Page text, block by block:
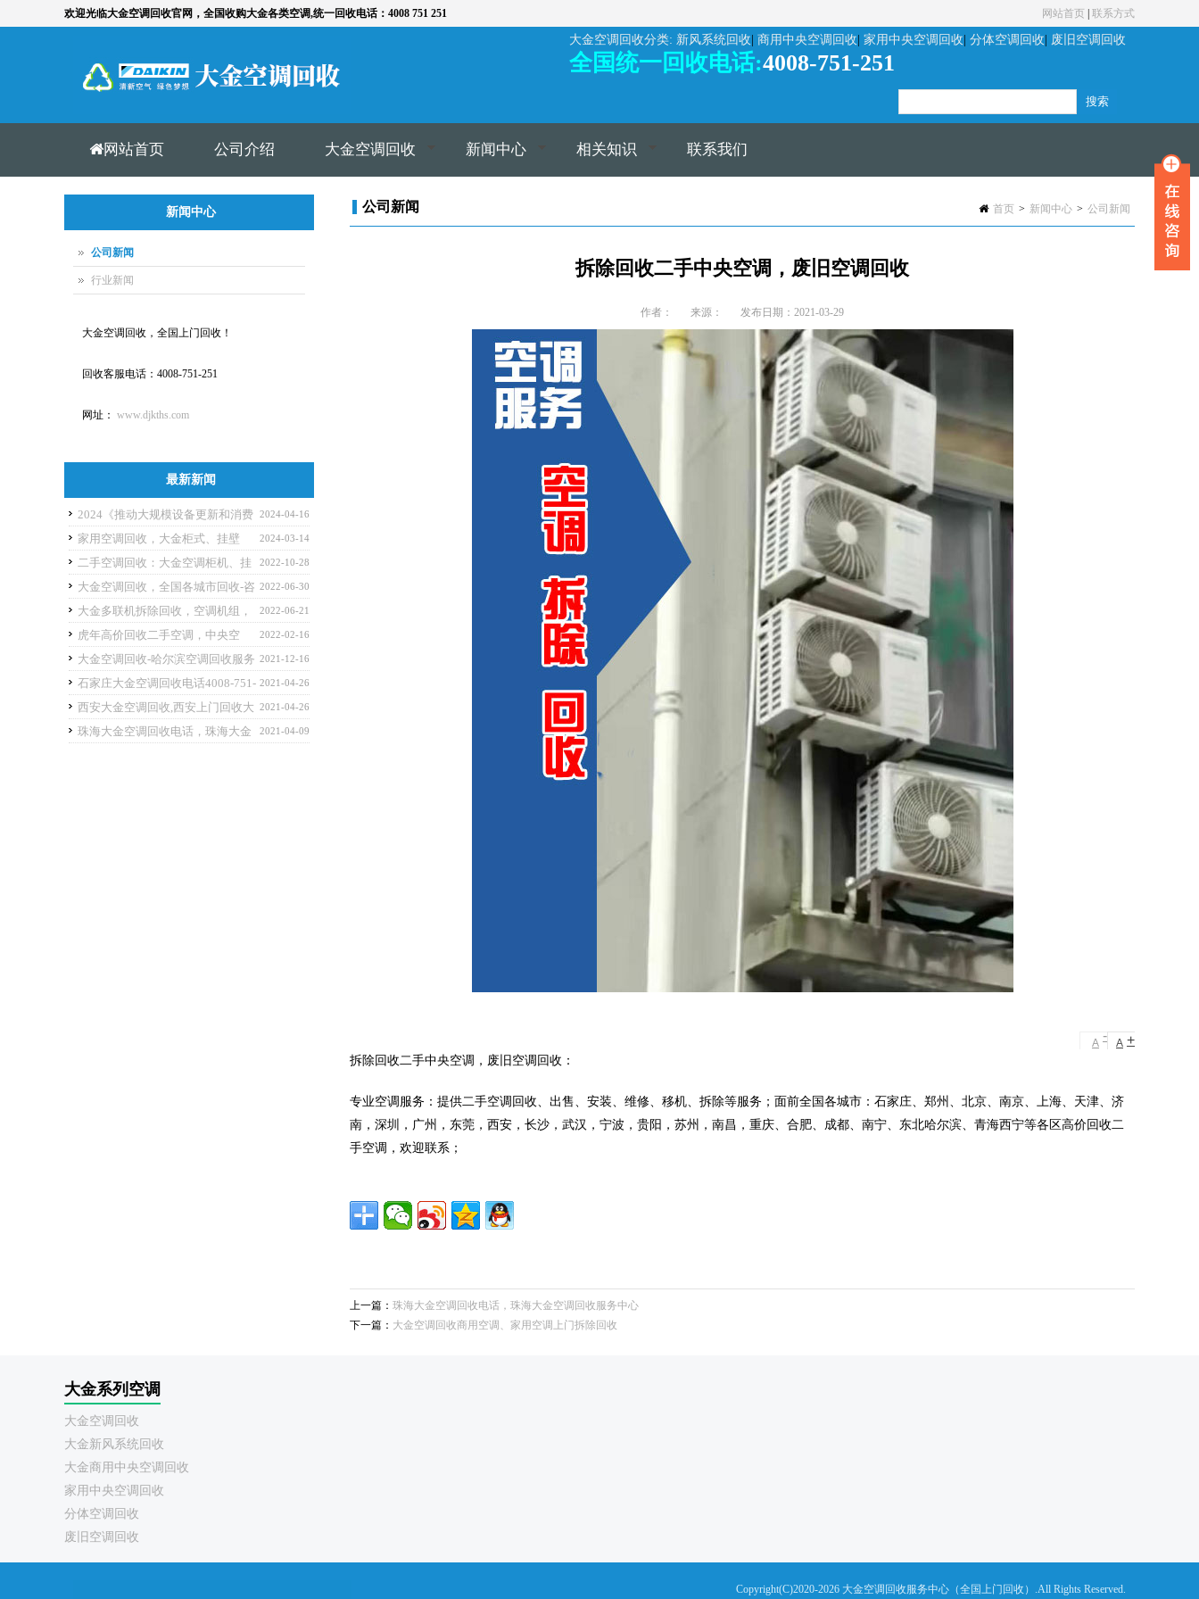
欢迎光临大金空调回收官网，全国收购大金各类空调,统一回收电话：4008 751 251 网站首页 联系方式
大金空调回收分类: 新风系统回收 商用中央空调回收 家用中央空调回收 分体空调回收 废旧空调回收
全国统一回收电话:4008-751-251
网站首页 公司介绍 大金空调回收 新闻中心 相关知识 联系我们
首页 > 新闻中心 > 公司新闻
公司新闻
拆除回收二手中央空调，废旧空调回收
作者： 来源： 发布日期：2021-03-29
A - A +
拆除回收二手中央空调，废旧空调回收：
专业空调服务：提供二手空调回收、出售、安装、维修、移机、拆除等服务；面前全国各城市：石家庄、郑州、北京、南京、上海、天津、济
南，深圳，广州，东莞，西安，长沙，武汉，宁波，贵阳，苏州，南昌，重庆、合肥、成都、南宁、东北哈尔滨、青海西宁等各区高价回收二
手空调，欢迎联系；
上一篇：珠海大金空调回收电话，珠海大金空调回收服务中心
下一篇： 大金空调回收商用空调、家用空调上门拆除回收
新闻中心
公司新闻
行业新闻
大金空调回收，全国上门回收！
回收客服电话：4008-751-251
网址： www.djkths.com
最新新闻
2024-04-16
2024《推动大规模设备更新和消费
品以旧换新行动方案》
2024-03-14
家用空调回收，大金柜式、挂壁
式、悬交式空调拆除回收（量大从优）2022-10-28
二手空调回收：大金空调柜机、挂
机、天花机、多联机、中央空调等各类二手
空调回收
2022-06-30
大金空调回收，全国各城市回收-咨
询客服
2022-06-21
大金多联机拆除回收，空调机组，
中央空调回收
2022-02-16
虎年高价回收二手空调，中央空
调，大金空调回收
2021-12-16
大金空调回收-哈尔滨空调回收服务
电话
2021-04-26
石家庄大金空调回收电话4008-751-
251
2021-04-26
西安大金空调回收,西安上门回收大
金柜机中央空调
2021-04-09
珠海大金空调回收电话，珠海大金
大金系列空调
大金空调回收
大金新风系统回收
大金商用中央空调回收
家用中央空调回收
分体空调回收
废旧空调回收
Copyright(C)2020-2026 大金空调回收服务中心（全国上门回收）.All Rights Reserved.